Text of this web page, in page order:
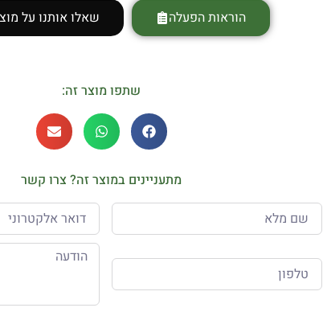
הוראות הפעלה שאלו אותנו על
שתפו מוצר זה:
מתעניינים במוצר זה? צרו קשר